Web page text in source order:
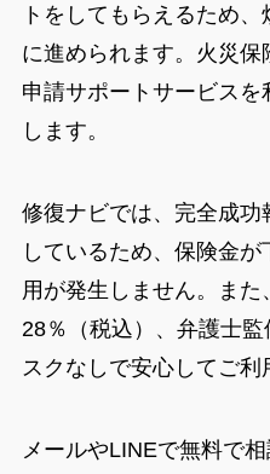
トをしてもらえるため
に進められます。火災保
申請サポートサービス
します。
修復ナビでは、完全成功
しているため、保険金
用が発生しません。ま
28％（税込）、弁護士
スクなしで安心してご利
メールやLINEで無料で